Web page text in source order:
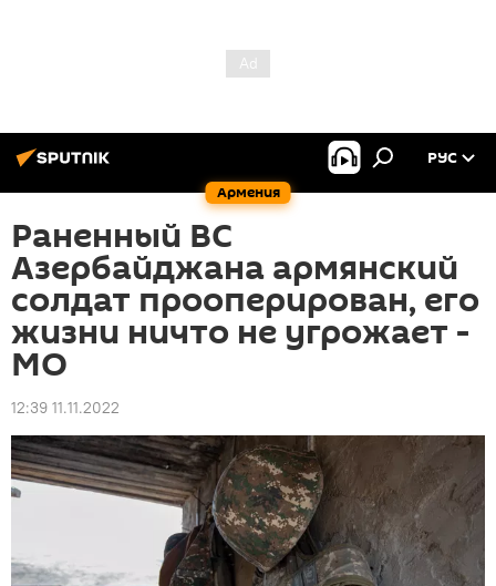
Армения
РУС
Раненный ВС
Азербайджана армянский
солдат прооперирован, его
жизни ничто не угрожает -
МО
12:39 11.11.2022